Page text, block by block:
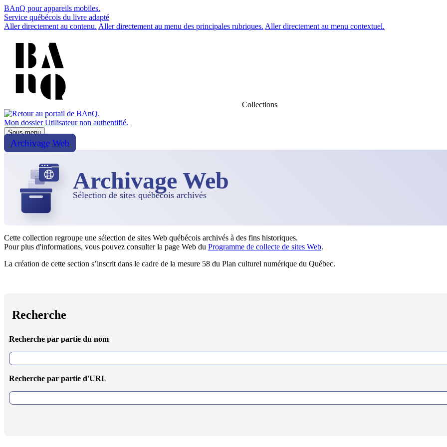
BAnQ pour appareils mobiles.
Service québécois du livre adapté
Aller directement au contenu. Aller directement au menu des principales rubriques. Aller directement au menu contextuel.
Collections
Mon dossier Utilisateur non authentifié.
Sous-menu
Archivage Web
Archivage Web
Sélection de sites québécois archivés
Cette collection regroupe une sélection de sites Web québécois archivés à des fins historiques.
Pour plus d'informations, vous pouvez consulter la page Web du Programme de collecte de sites Web.
La création de cette section s’inscrit dans le cadre de la mesure 58 du Plan culturel numérique du Québec.
Recherche
Recherche par partie du nom
Recherche par partie d'URL